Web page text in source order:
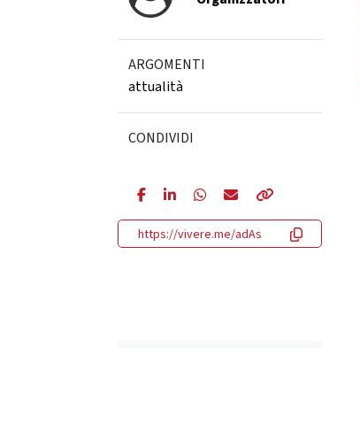
ARGOMENTI
attualità
CONDIVIDI
https://vivere.me/adAs